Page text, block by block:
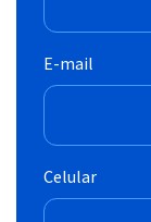
E-mail
Celular